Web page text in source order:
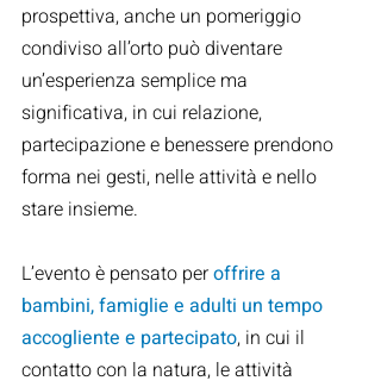
prospettiva, anche un pomeriggio
condiviso all’orto può diventare
un’esperienza semplice ma
significativa, in cui relazione,
partecipazione e benessere prendono
forma nei gesti, nelle attività e nello
stare insieme.
L’evento è pensato per offrire a
bambini, famiglie e adulti un tempo
accogliente e partecipato, in cui il
contatto con la natura, le attività